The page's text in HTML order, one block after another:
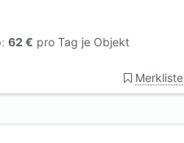
62 € pro Tag je Objekt
Merkliste